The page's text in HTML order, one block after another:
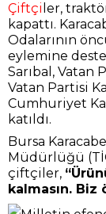
Çiftçi ler,
kapattı.
Odalarının
eylemine
Sarıbal, Vatan
Vatan Partisi
Cumhuriyet
katıldı.
Bursa
Müdürlüğü
çiftçiler,
kalmasın. Biz